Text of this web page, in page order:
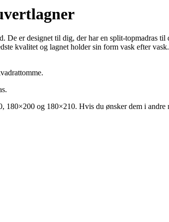
De er designet til dig, der har en split-topmadras
kvalitet og lagnet holder sin form vask efter
180×200 og 180×210. Hvis du ønsker dem i andre